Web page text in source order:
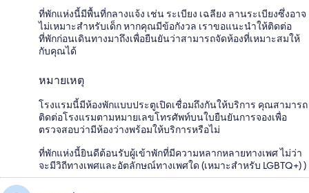
ที่พักแห่งนี้มีพื้นที่กลางแจ้ง เช่น ระเบียง เฉลียง ลานระเบียงซึ่งอาจ
ไม่เหมาะสำหรับเด็ก หากคุณมีข้อกังวล เราขอแนะนำให้ติดต่อ
ที่พักก่อนเดินทางมาถึงเพื่อยืนยันว่าสามารถจัดห้องที่เหมาะสมให้
กับคุณได้
หมายเหตุ
โรงแรมนี้มีห้องพักแบบประตูเปิดเชื่อมถึงกันให้บริการ คุณสามารถ
ติดต่อโรงแรมตามหมายเลขโทรศัพท์บนใบยืนยันการจองเพื่อ
ตรวจสอบว่ามีห้องว่างพร้อมให้บริการหรือไม่
ที่พักแห่งนี้ยินดีต้อนรับผู้เข้าพักที่มีความหลากหลายทางเพศ ไม่ว่า
จะมีวิถีทางเพศและอัตลักษณ์ทางเพศใด (เหมาะสำหรับ LGBTQ+) )